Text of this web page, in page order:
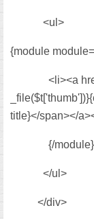
<ul>
{module
<li><a
title}</span></
{/module}
</ul>
</div>